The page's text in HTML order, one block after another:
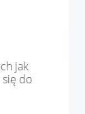
jak
się do